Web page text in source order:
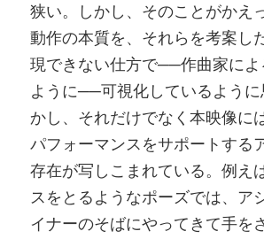
狭い。しかし、そのことがかえ
動作の本質を、それらを考案し
現できない仕方で──作曲家に
ように──可視化しているように
かし、それだけでなく本映像に
パフォーマンスをサポートする
存在が写しこまれている。例え
スをとるようなポーズでは、ア
イナーのそばにやってきて手を